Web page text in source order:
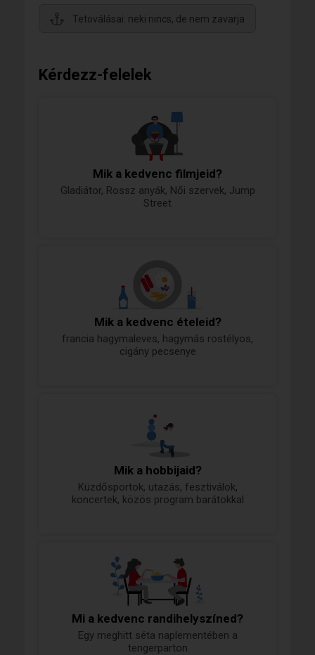
Tetoválásai: neki nincs, de nem zavarja
Kérdezz-felelek
Mik a kedvenc filmjeid?
Gladiátor, Rossz anyák, Női szervek, Jump
Street
Mik a kedvenc ételeid?
francia hagymaleves, hagymás rostélyos,
cigány pecsenye
Mik a hobbijaid?
Küzdősportok, utazás, fesztiválok,
koncertek, közös program barátokkal
Mi a kedvenc randihelyszíned?
Egy meghitt séta naplementében a
tengerparton